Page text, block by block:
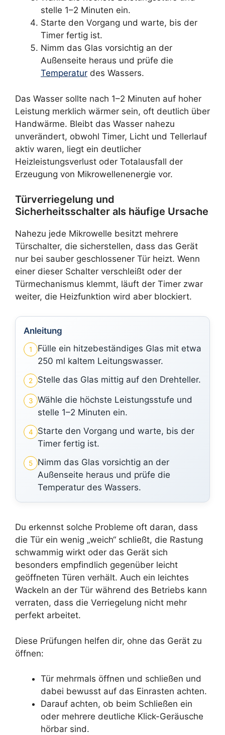
stelle 1–2 Minuten ein.
Starte den Vorgang und warte, bis der
Timer fertig ist.
Nimm das Glas vorsichtig an der
Außenseite heraus und prüfe die
Temperatur des Wassers.
Das Wasser sollte nach 1–2 Minuten auf hoher
Leistung merklich wärmer sein, oft deutlich über
Handwärme. Bleibt das Wasser nahezu
unverändert, obwohl Timer, Licht und Tellerlauf
aktiv waren, liegt ein deutlicher
Heizleistungsverlust oder Totalausfall der
Erzeugung von Mikrowellenenergie vor.
Türverriegelung und
Sicherheitsschalter als häufige Ursache
Nahezu jede Mikrowelle besitzt mehrere
Türschalter, die sicherstellen, dass das Gerät
nur bei sauber geschlossener Tür heizt. Wenn
einer dieser Schalter verschleißt oder der
Türmechanismus klemmt, läuft der Timer zwar
weiter, die Heizfunktion wird aber blockiert.
Anleitung
1
Fülle ein hitzebeständiges Glas mit etwa
250 ml kaltem Leitungswasser.
2 Stelle das Glas mittig auf den Drehteller.
3
Wähle die höchste Leistungsstufe und
stelle 1–2 Minuten ein.
4
Starte den Vorgang und warte, bis der
Timer fertig ist.
5
Nimm das Glas vorsichtig an der
Außenseite heraus und prüfe die
Temperatur des Wassers.
Du erkennst solche Probleme oft daran, dass
die Tür ein wenig „weich“ schließt, die Rastung
schwammig wirkt oder das Gerät sich
besonders empfindlich gegenüber leicht
geöffneten Türen verhält. Auch ein leichtes
Wackeln an der Tür während des Betriebs kann
verraten, dass die Verriegelung nicht mehr
perfekt arbeitet.
Diese Prüfungen helfen dir, ohne das Gerät zu
öffnen:
Tür mehrmals öffnen und schließen und
dabei bewusst auf das Einrasten achten.
Darauf achten, ob beim Schließen ein
oder mehrere deutliche Klick-Geräusche
hörbar sind.